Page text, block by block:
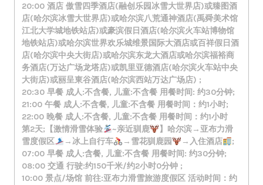
20:00 酒店 傲雪四季酒店(融创乐园冰雪大世界店)或臻图酒
店(哈尔滨冰雪大世界店)或哈尔滨八荒通神酒店(禹舜美术馆
江北大学城地铁站店)或豪滨假日酒店(哈尔滨火车站博物馆
地铁站店)或哈尔滨世界欢乐城维景国际大酒店或百祥假日酒
店(哈尔滨中央大街店)或哈尔滨东龙大酒店或哈尔滨福裕商
务酒店(万达广场龙塔店)或凯里亚德酒店(哈尔滨火车站中央
大街店)或丽呈東谷酒店(哈尔滨西站万达广场店) ;
20:30 早餐 成人:不含餐, 儿童:不含餐 用餐时间: 约30分钟;
21:00 午餐 成人:不含餐, 儿童:不含餐 用餐时间：约1小时;
22:00 晚餐 成人:不含餐, 儿童:不含餐 用餐时间：约1小时
第2天;【激情滑雪体验
~亲近驯鹿
】哈尔滨→亚布力滑
雪度假区
→冰上自行车 →雪花驯鹿园 →入住酒店
;
07:00 早餐 成人:含餐, 儿童:不含餐 用餐时间: 约30分钟;
08:00 交通 行驶:约150千米/约2小时0分钟 ;
10:00 景点/场馆 前往:亚布力滑雪旅游度假区 活动时间：约